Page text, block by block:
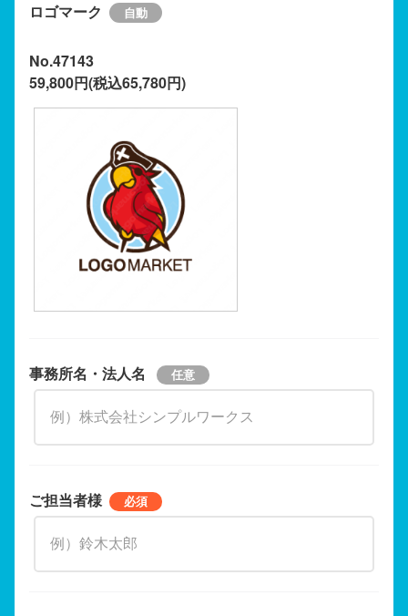
ロゴマーク
No.47143
59,800円(税込65,780円)
事務所名・法人名
ご担当者様